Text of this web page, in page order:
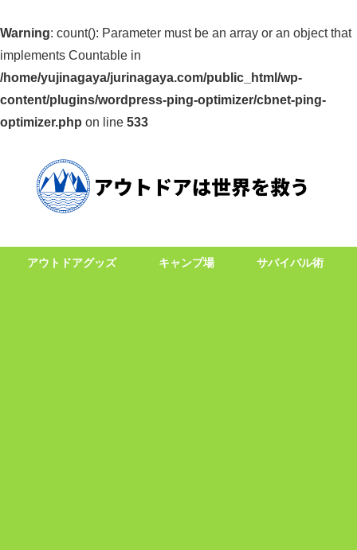
Warning: count(): Parameter must be an array or an object that
implements Countable in
/home/yujinagaya/jurinagaya.com/public_html/wp-
content/plugins/wordpress-ping-optimizer/cbnet-ping-
optimizer.php on line 533
アウトドアグッズ キャンプ場 サバイバル術